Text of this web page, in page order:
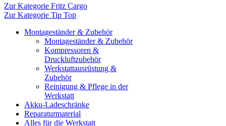
Zur Kategorie Fritz Cargo
Zur Kategorie Tip Top
Montageständer & Zubehör
Montageständer & Zubehör
Kompressoren &
Druckluftzubehör
Werkstattausrüstung &
Zubehör
Reinigung & Pflege in der
Werkstatt
Akku-Ladeschränke
Reparaturmaterial
Alles für die Werkstatt